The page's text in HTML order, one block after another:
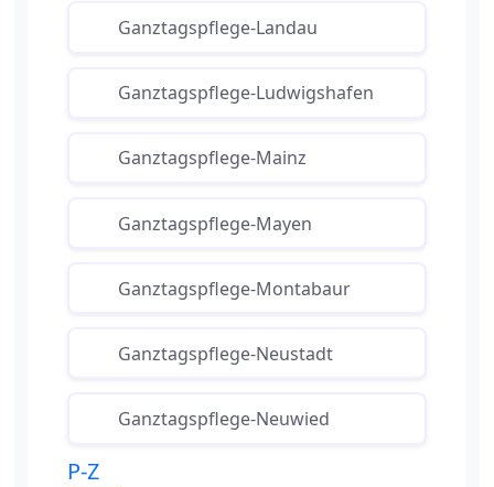
Ganztagspflege-Landau
Ganztagspflege-Ludwigshafen
Ganztagspflege-Mainz
Ganztagspflege-Mayen
Ganztagspflege-Montabaur
Ganztagspflege-Neustadt
Ganztagspflege-Neuwied
P-Z